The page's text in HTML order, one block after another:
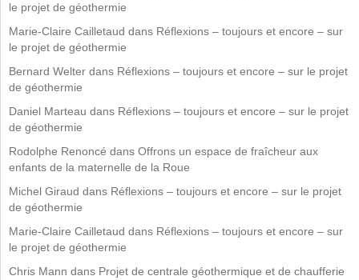
le projet de géothermie
Marie-Claire Cailletaud dans Réflexions – toujours et encore – sur
le projet de géothermie
Bernard Welter dans Réflexions – toujours et encore – sur le projet
de géothermie
Daniel Marteau dans Réflexions – toujours et encore – sur le projet
de géothermie
Rodolphe Renoncé dans Offrons un espace de fraîcheur aux
enfants de la maternelle de la Roue
Michel Giraud dans Réflexions – toujours et encore – sur le projet
de géothermie
Marie-Claire Cailletaud dans Réflexions – toujours et encore – sur
le projet de géothermie
Chris Mann dans Projet de centrale géothermique et de chaufferie